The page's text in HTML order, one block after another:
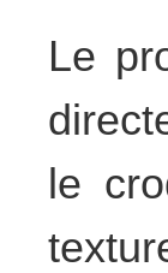
Le
le